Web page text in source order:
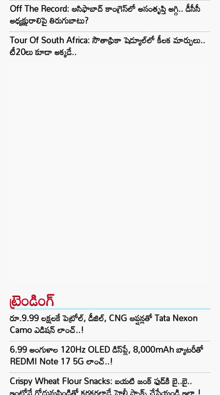
Off The Record: ఆసిఫాబాద్ కాంగ్రెస్‌లో అసంతృప్తి అగ్గి.. డీసీసీ
అధ్యక్షురాలిపై తిరుగుబాటు?
Tour Of South Africa: సౌతాఫ్రికా షెడ్యూల్‌లో కీలక మార్పులు..
టీ20లు కూడా అక్కడే..
ట్రెండింగ్‌
రూ.9.99 లక్షలకే పెట్రోల్, డీజిల్, CNG ఆప్షన్లతో Tata Nexon
Camo ఎడిషన్ లాంచ్..!
6.99 అంగుళాల 120Hz OLED డిస్‌ప్లే, 8,000mAh బ్యాటరీతో
REDMI Note 17 5G లాంచ్..!
Crispy Wheat Flour Snacks: బయటి జంక్ ఫుడ్‌కి బై..బై..